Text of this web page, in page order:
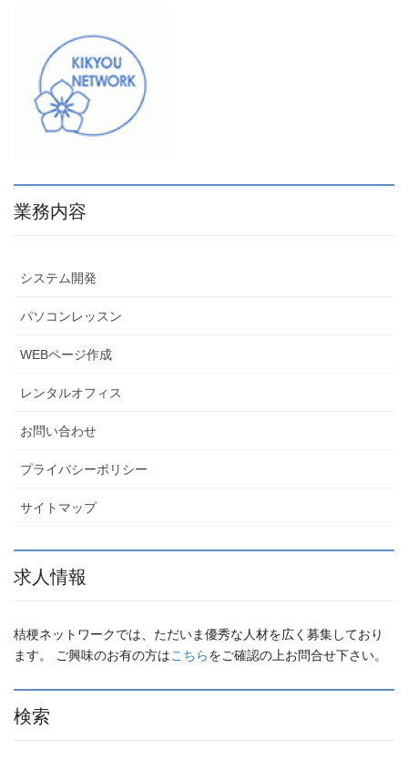
業務内容
システム開発
パソコンレッスン
WEBページ作成
レンタルオフィス
お問い合わせ
プライバシーポリシー
サイトマップ
求人情報
桔梗ネットワークでは、ただいま優秀な人材を広く募集しており
ます。 ご興味のお有の方はこちらをご確認の上お問合せ下さい。
検索